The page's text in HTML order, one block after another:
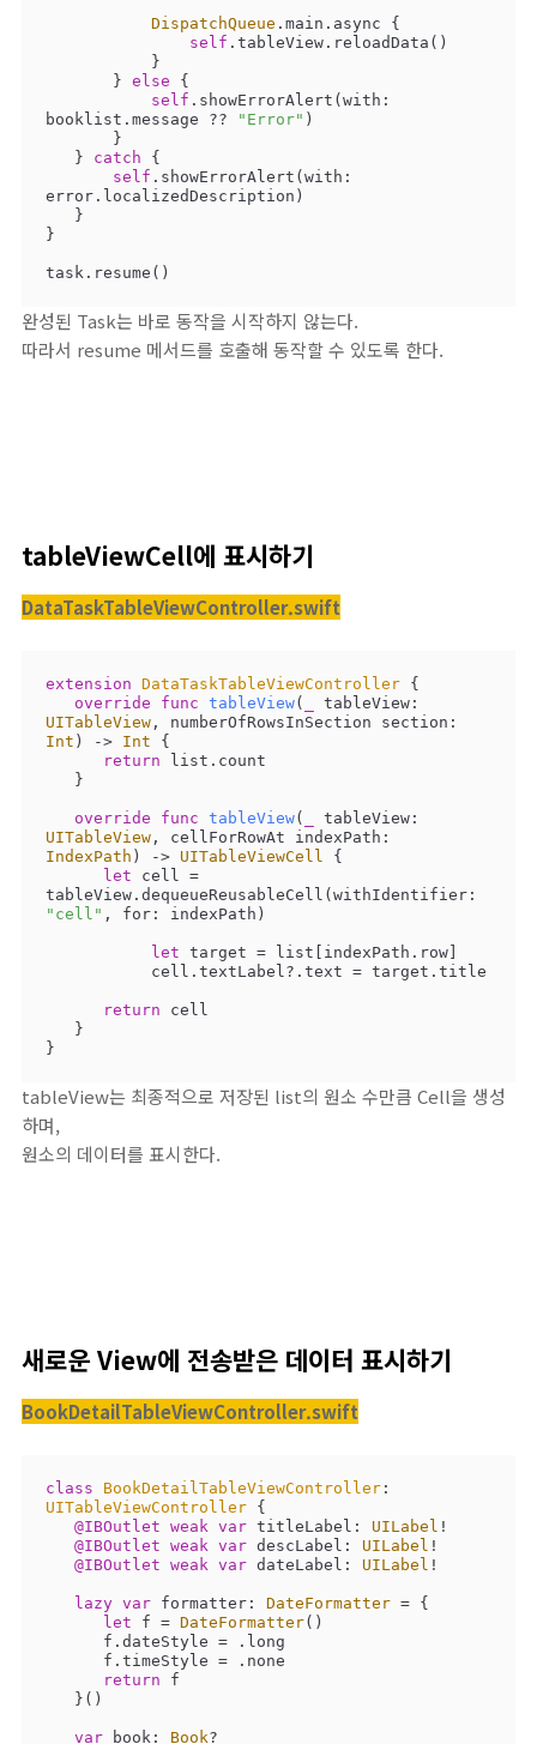
DispatchQueue .main.async {
self .tableView.reloadData()
       }
else {
self .showErrorAlert(with:
booklist.message ?? "Error" )
   }
catch {
self .showErrorAlert(with:
error.localizedDescription)
}
task.resume()
완성된 Task는 바로 동작을 시작하지 않는다.
따라서 resume 메서드를 호출해 동작할 수 있도록 한다.
tableViewCell에 표시하기
DataTaskTableViewController.swift
extension DataTaskTableViewController {
override
func tableView( tableView
UITableView , numberOfRowsInSection section
Int ) -> Int {
return list.count
override func tableView( tableView
UITableView , cellForRowAt indexPath
IndexPath ) -> UITableViewCell {
let cell =
"cell" , for: indexPath)
let target = list[indexPath.row]
	   cell.textLabel
? .text = target.title
return cell
}
tableView는 최종적으로 저장된 list의 원소 수만큼 Cell을 생성
하며,
원소의 데이터를 표시한다.
새로운 View에 전송받은 데이터 표시하기
BookDetailTableViewController.swift
class BookDetailTableViewController
UITableViewController {
@IBOutlet weak var titleLabel: UILabel !
@IBOutlet weak var descLabel: UILabel !
@IBOutlet weak var dateLabel: UILabel !
lazy var formatter: DateFormatter = {
let f = DateFormatter()
      f.dateStyle
= .long
      f.timeStyle
= .none
return f
var book: Book?